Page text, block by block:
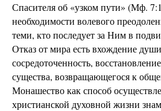
Спасителя об «узком пути» (Мф.
необходимости волевого
теми, кто последует за Ним в
Отказ от мира есть вхождение
сосредоточенность,
существа, возвращающегося к
Монашество как способ
христианской духовной жизни